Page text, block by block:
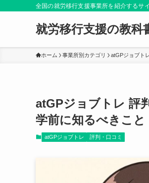
全国の就労移行支援事業所を紹介するサ
就労移行支援の教科
ホーム 事業所別カテゴリ atGPジョブト
atGPジョブトレ 評
学前に知るべきこと
atGPジョブトレ 評判・口コミ